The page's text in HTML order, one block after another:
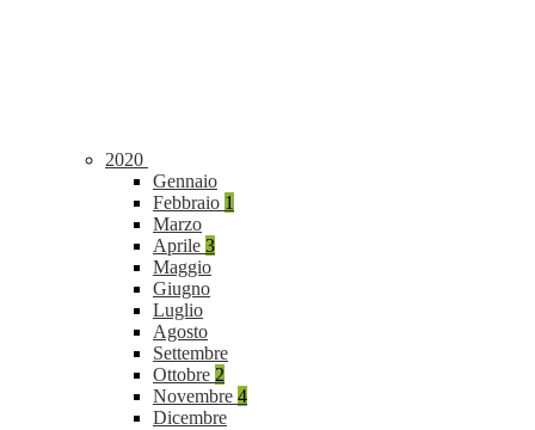
2020
Gennaio
Febbraio 1
Marzo
Aprile 3
Maggio
Giugno
Luglio
Agosto
Settembre
Ottobre 2
Novembre 4
Dicembre